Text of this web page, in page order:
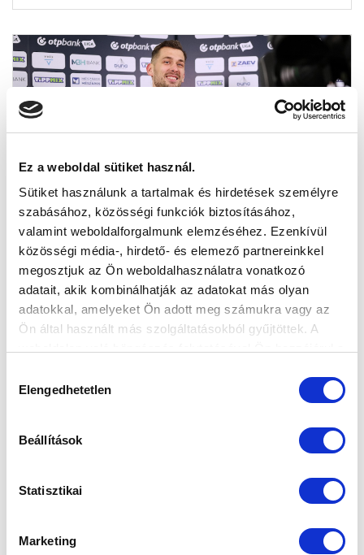
Ez a weboldal sütiket használ.
Sütiket használunk a tartalmak és hirdetések személyre
szabásához, közösségi funkciók biztosításához,
valamint weboldalforgalmunk elemzéséhez. Ezenkívül
közösségi média-, hirdető- és elemező partnereinkkel
megosztjuk az Ön weboldalhasználatra vonatkozó
adatait, akik kombinálhatják az adatokat más olyan
adatokkal, amelyeket Ön adott meg számukra vagy az
Ön által használt más szolgáltatásokból gyűjtöttek. A
kiválasztása
Elengedhetetlen
Beállítások
Statisztikai
Marketing
DEMJÉN: "JÓ ÉRZÉS, HOGY DÍJAZZÁK A
TELJESÍTMÉNYEMET ÉS EZZEL TUDOK
SEGÍTENI A CSAPATNAK" (VIDEÓ)
2025-04-11 15:21:22
Demjén Patrik mutatta be az M4Sport nézői szerint
március hónap legnagyobb védését, az MTK TV